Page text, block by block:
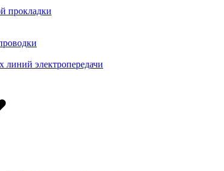
прокладки
электропередачи